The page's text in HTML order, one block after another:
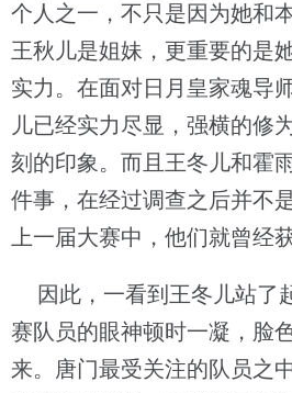
个人之一，不只是因为她
王秋儿是姐妹，更重要的是
实力。在面对日月皇家魂导
儿已经实力尽显，强横的修
刻的印象。而且王冬儿和霍
件事，在经过调查之后并不
上一届大赛中，他们就曾经
因此，一看到王冬儿站了
赛队员的眼神顿时一凝，脸
来。唐门最受关注的队员之